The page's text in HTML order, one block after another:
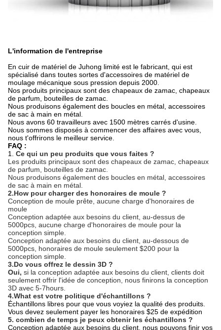
L'information de l'entreprise
En cuir de matériel de Juhong limité est le fabricant, qui est
spécialisé dans toutes sortes d'accessoires de matériel de
moulage mécanique sous pression depuis 2000.
Nos produits principaux sont des chapeaux de zamac, chapeaux
de parfum, bouteilles de zamac.
Nous produisons également des boucles en métal, accessoires
de sac à main en métal.
Nous avons 60 travailleurs avec 1500 mètres carrés d'usine.
Nous sommes disposés à commencer des affaires avec vous,
nous t'offrirons le meilleur service.
FAQ :
1. Ce qui un peu produits que vous faites ?
Les produits principaux sont des chapeaux de zamac, chapeaux
de parfum, bouteilles de zamac.
Nous produisons également des boucles en métal, accessoires
de sac à main en métal.
2.How pour charger des honoraires de moule ?
Conception de moule prête, aucune charge d'honoraires de
moule
Conception adaptée aux besoins du client, au-dessus de
5000pcs, aucune charge d'honoraires de moule pour la
conception simple.
Conception adaptée aux besoins du client, au-dessous de
5000pcs, honoraires de moule seulement $200 pour la
conception simple.
3.Do vous offrez le dessin 3D ?
Oui, si la conception adaptée aux besoins du client, clients doit
seulement offrir l'idée de conception, nous finirons la conception
3D avec 5-7hours.
4.What est votre politique d'échantillons ?
Échantillons libres pour que vous voyiez la qualité des produits.
Vous devez seulement payer les honoraires $25 de expédition
5. combien de temps je peux obtenir les échantillons ?
Conception adaptée aux besoins du client, nous pouvons finir vos